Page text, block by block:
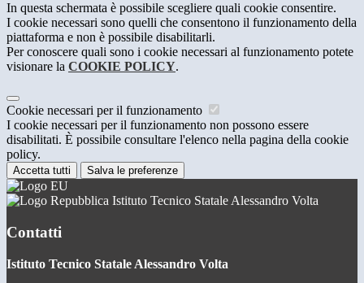
In questa schermata è possibile scegliere quali cookie consentire.
I cookie necessari sono quelli che consentono il funzionamento della
piattaforma e non è possibile disabilitarli.
Per conoscere quali sono i cookie necessari al funzionamento potete
visionare la COOKIE POLICY.
Cookie necessari per il funzionamento
I cookie necessari per il funzionamento non possono essere
disabilitati. È possibile consultare l'elenco nella pagina della cookie
policy.
Accetta tutti Salva le preferenze
Istituto Tecnico Statale Alessandro Volta
Contatti
Istituto Tecnico Statale Alessandro Volta